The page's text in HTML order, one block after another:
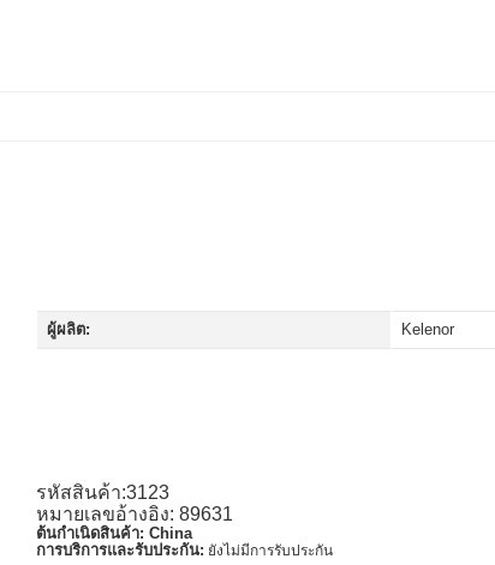
ผู้ผลิต: Kelenor
รหัสสินค้า:3123
หมายเลขอ้างอิง: 89631
ต้นกำเนิดสินค้า: China
การบริการและรับประกัน: ยังไม่มีการรับประกัน